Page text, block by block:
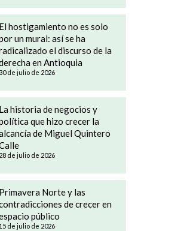
El hostigamiento no es solo
un mural: así se ha
el discurso de la
en Antioquia
de julio de 2026
La historia de negocios y
que hizo crecer la
de Miguel Quintero
28 de julio de 2026
Primavera Norte y las
de crecer en
público
15 de julio de 2026